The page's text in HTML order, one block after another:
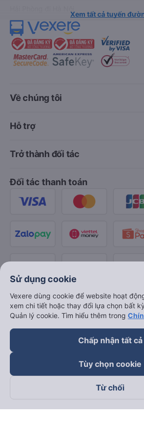
Xem tất cả tuyến
Về chúng tôi
Hỗ trợ
Trở thành đối tác
Đối tác thanh toán
Theo dõi chúng tôi trên
Sử dụng cookie
Vexere dùng cookie để website hoạt
xem chi tiết hoặc thay đổi lựa chọn bất
Quản lý cookie. Tìm hiểu thêm trong
Chấp nhận tất cả
Tùy chọn cookie
Từ chối